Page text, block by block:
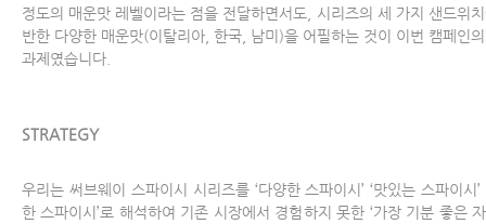
정도의 매운맛 레벨이라는 점을 전달하면서도, 시리즈의 세 가지 샌드위
반한 다양한 매운맛(이탈리아, 한국, 남미)을 어필하는 것이 이번 캠페인
과제였습니다.
STRATEGY
우리는 써브웨이 스파이시 시리즈를 ‘다양한 스파이시’ ‘맛있는 스파이시’
한 스파이시’로 해석하여 기존 시장에서 경험하지 못한 ‘가장 기분 좋은 자